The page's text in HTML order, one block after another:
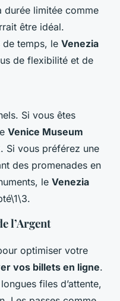
durée limitée comme
être idéal.
de temps, le Venezia
de flexibilité et de
Si vous êtes
Venice Museum
Si vous préférez une
des promenades en
le Venezia
l’Argent
optimiser votre
vos billets en ligne.
files d’attente,